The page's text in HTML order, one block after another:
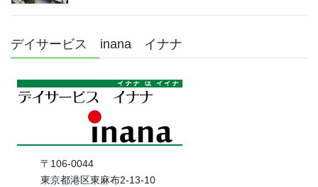
デイサービス inana イナナ
〒106-0044
東京都港区東麻布2-13-10